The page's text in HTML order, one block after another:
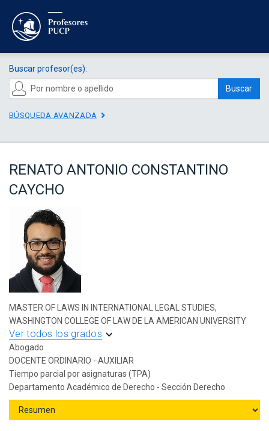
Buscar profesor(es):
Buscar
BÚSQUEDA AVANZADA
RENATO ANTONIO CONSTANTINO
CAYCHO
MASTER OF LAWS IN INTERNATIONAL LEGAL STUDIES,
WASHINGTON COLLEGE OF LAW DE LA AMERICAN UNIVERSITY
Ver todos los grados
Abogado
DOCENTE ORDINARIO - AUXILIAR
Tiempo parcial por asignaturas (TPA)
Departamento Académico de Derecho - Sección Derecho